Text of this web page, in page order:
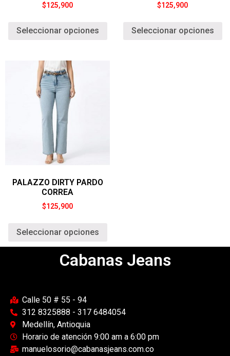
$125,900
Seleccionar opciones
$125,900
Seleccionar opciones
PALAZZO DIRTY PARDO
CORREA
$125,900
Seleccionar opciones
Cabanas Jeans
Calle 50 # 55 - 94
312 8325888 - 317 6484054
Medellín, Antioquia
Horario de atención 9:00 am a 6:00 pm
manuelosorio@cabanasjeans.com.co